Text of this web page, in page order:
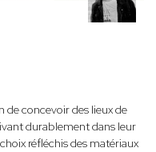
de concevoir des lieux de
durablement dans leur
réfléchis des matériaux